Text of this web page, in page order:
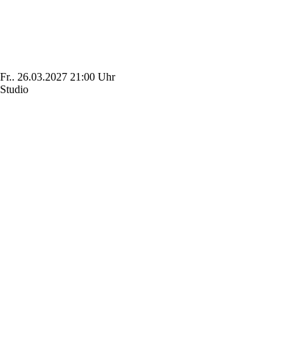
Fr.. 26.03.2027 21:00 Uhr
Studio